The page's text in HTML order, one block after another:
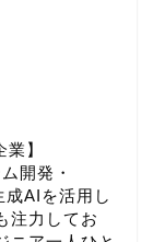
】
開発・
AIを活用し
注力してお